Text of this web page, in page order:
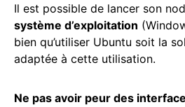
Il est possible de lancer son
système d’exploitation
bien qu’utiliser Ubuntu soit la
adaptée à cette utilisation.
Ne pas avoir peur des